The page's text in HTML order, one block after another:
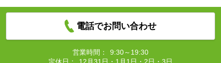
電話でお問い合わせ
営業時間：
9:30～19:30